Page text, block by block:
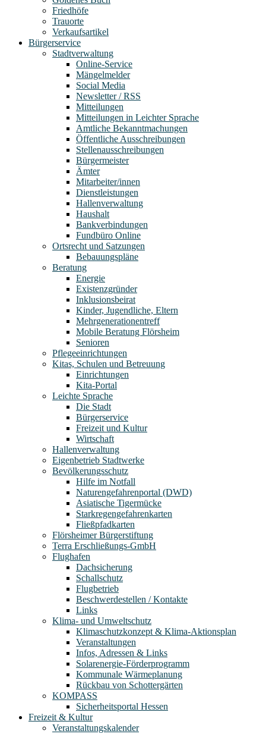
Friedhöfe
Trauorte
Verkaufsartikel
Bürgerservice
Stadtverwaltung
Online-Service
Mängelmelder
Social Media
Newsletter / RSS
Mitteilungen
Mitteilungen in Leichter Sprache
Amtliche Bekanntmachungen
Öffentliche Ausschreibungen
Stellenausschreibungen
Bürgermeister
Ämter
Mitarbeiter/innen
Dienstleistungen
Hallenverwaltung
Haushalt
Bankverbindungen
Fundbüro Online
Ortsrecht und Satzungen
Bebauungspläne
Beratung
Energie
Existenzgründer
Inklusionsbeirat
Kinder, Jugendliche, Eltern
Mehrgenerationentreff
Mobile Beratung Flörsheim
Senioren
Pflegeeinrichtungen
Kitas, Schulen und Betreuung
Einrichtungen
Kita-Portal
Leichte Sprache
Die Stadt
Bürgerservice
Freizeit und Kultur
Wirtschaft
Hallenverwaltung
Eigenbetrieb Stadtwerke
Bevölkerungsschutz
Hilfe im Notfall
Naturengefahrenportal (DWD)
Asiatische Tigermücke
Starkregengefahrenkarten
Fließpfadkarten
Flörsheimer Bürgerstiftung
Terra Erschließungs-GmbH
Flughafen
Dachsicherung
Schallschutz
Flugbetrieb
Beschwerdestellen / Kontakte
Links
Klima- und Umweltschutz
Klimaschutzkonzept & Klima-Aktionsplan
Veranstaltungen
Infos, Adressen & Links
Solarenergie-Förderprogramm
Kommunale Wärmeplanung
Rückbau von Schottergärten
KOMPASS
Sicherheitsportal Hessen
Freizeit & Kultur
Veranstaltungskalender